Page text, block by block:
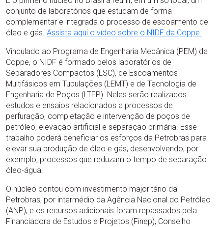
conjunto de laboratórios que estudam de forma
complementar e integrada o processo de escoamento de
óleo e gás. Assista aqui o vídeo sobre o NIDF da Coppe.
Vinculado ao Programa de Engenharia Mecânica (PEM) da
Coppe, o NIDF é formado pelos laboratórios de
Separadores Compactos (LSC), de Escoamentos
Multifásicos em Tubulações (LEMT) e de Tecnologia de
Engenharia de Poços (LTEP). Neles serão realizados
estudos e ensaios relacionados a processos de
perfuração, completação e intervenção de poços de
petróleo, elevação artificial e separação primária. Esse
trabalho poderá beneficiar os esforços da Petrobras para
elevar sua produção de óleo e gás, desenvolvendo, por
exemplo, processos que reduzam o tempo de separação
óleo-água.
O núcleo contou com investimento majoritário da
Petrobras, por intermédio da Agência Nacional do Petróleo
(ANP), e os recursos adicionais foram repassados pela
Financiadora de Estudos e Projetos (Finep), Conselho